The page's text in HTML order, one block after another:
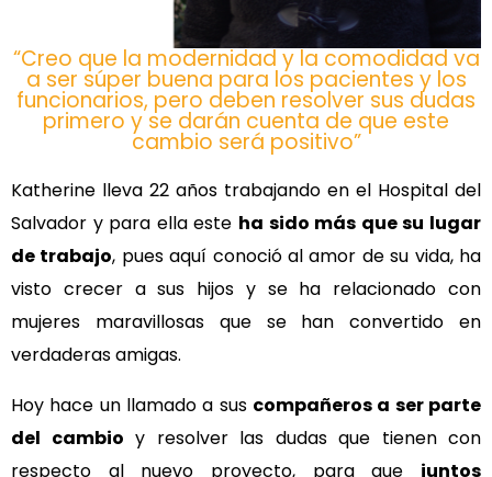
“Creo que la modernidad y la comodidad va
a ser súper buena para los pacientes y los
funcionarios, pero deben resolver sus dudas
primero y se darán cuenta de que este
cambio será positivo”
Katherine lleva 22 años trabajando en el Hospital del
Salvador y para ella este ha sido más que su lugar
de trabajo, pues aquí conoció al amor de su vida, ha
visto crecer a sus hijos y se ha relacionado con
mujeres maravillosas que se han convertido en
verdaderas amigas.
Hoy hace un llamado a sus compañeros a ser parte
del cambio y resolver las dudas que tienen con
respecto al nuevo proyecto, para que juntos